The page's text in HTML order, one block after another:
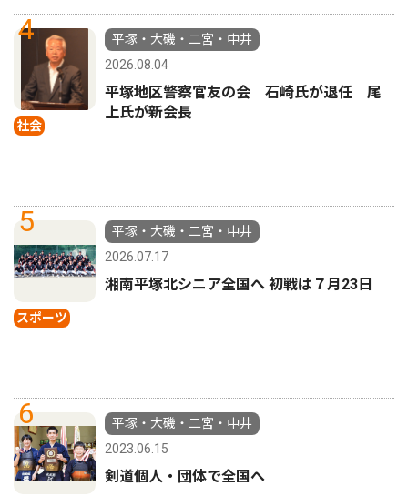
4
社会
平塚・大磯・二宮・中井
2026.08.04
平塚地区警察官友の会 石崎氏が退任 尾
上氏が新会長
5
スポーツ
平塚・大磯・二宮・中井
2026.07.17
湘南平塚北シニア全国へ 初戦は７月23日
6
平塚・大磯・二宮・中井
2023.06.15
剣道個人・団体で全国へ